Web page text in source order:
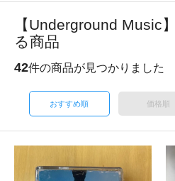
【Underground Music
る商品
42件の商品が見つかりました
おすすめ順 価格順